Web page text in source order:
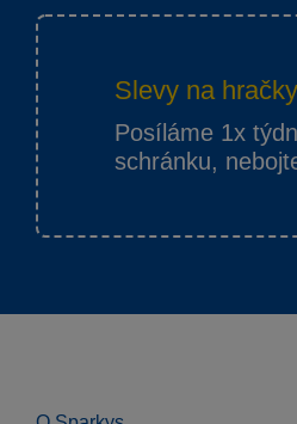
Slevy na
Posíláme 1x
schránku,